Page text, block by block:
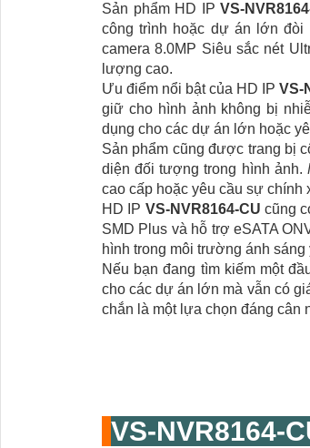
Sản phẩm HD IPVS-
công trình hoặc dự án lớn
camera 8.0MP Siêu sắc nét
lượng cao.
Ưu điểm nổi bật của HD IPVS-
giữ cho hình ảnh không bị
dụng cho các dự án lớn hoặc
Sản phẩm cũng được trang bị
diện đối tượng trong hình ảnh.
cao cấp hoặc yêu cầu sự chính
HD IP VS-NVR8164-CUcũng
SMD Plus và hỗ trợ eSATA
hình trong môi trường ánh sáng
Nếu bạn đang tìm kiếm một
cho các dự án lớn mà vẫn có
chắn là một lựa chọn đáng cân
VS-NVR8164-